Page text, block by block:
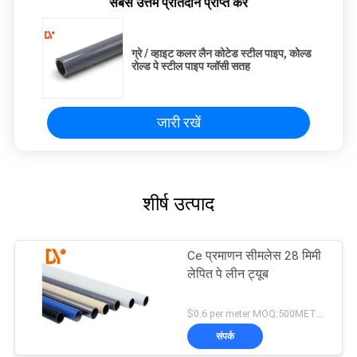
ग्रे / व्हाइट कलर लैन कोटेड स्टील पाइप, कोल्ड
रोल्ड पे स्टील पाइप ग्लॉसी सतह
जारी रखें
शीर्ष उत्पाद
Ce प्रमाणन सीमलेस 28 मिमी
लेपित पे लीन ट्यूब
$0.6 per meter MOQ:500METERS
संपर्क